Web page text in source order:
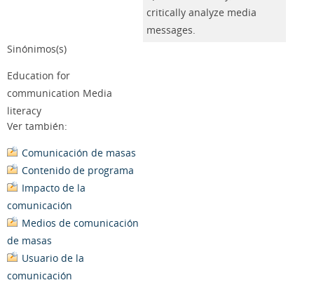
critically analyze media
messages.
Sinónimos(s)
Education for
communication Media
literacy
Ver también:
Comunicación de masas
Contenido de programa
Impacto de la
comunicación
Medios de comunicación
de masas
Usuario de la
comunicación